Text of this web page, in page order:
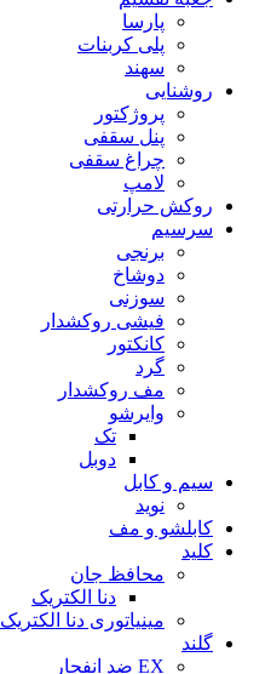
پارسا
پلی کربنات
سهند
روشنایی
پروژکتور
پنل سقفی
چراغ سقفی
لامپ
روکش حرارتی
سرسیم
برنجی
دوشاخ
سوزنی
فیشی روکشدار
کانکتور
گرد
مف روکشدار
وایرشو
تک
دوبل
سیم و کابل
نوید
کابلشو و مف
کلید
محافظ جان
دنا الکتریک
مینیاتوری دنا الکتریک
گلند
EX ضد انفجار